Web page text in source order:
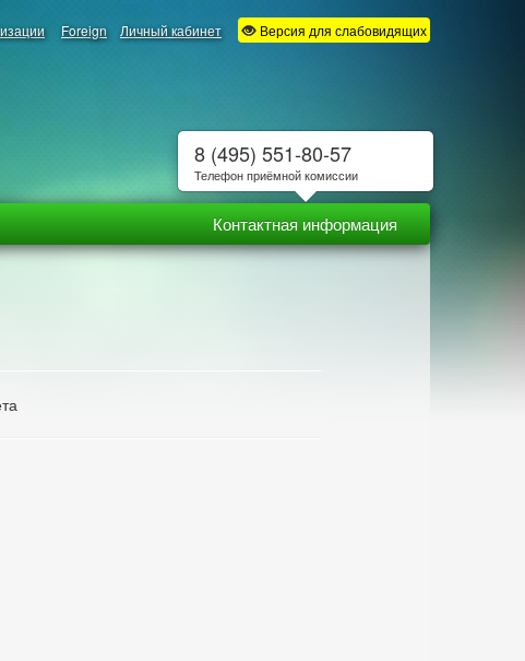
Foreign Личный кабинет Версия для слабовидящих
Контактная информация
8 (495) 551-80-57
Телефон приёмной комиссии